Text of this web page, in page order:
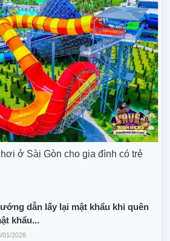
ở Sài Gòn cho gia đình có trẻ
dẫn lấy lại mật khẩu khi quên
khẩu...
01/2026